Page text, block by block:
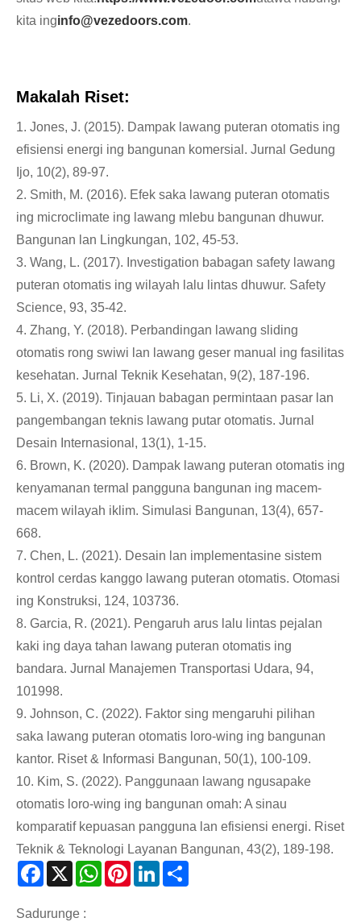
kita inginfo@vezedoors.com.
Makalah Riset:
1. Jones, J. (2015). Dampak lawang puteran otomatis ing
efisiensi energi ing bangunan komersial. Jurnal Gedung
Ijo, 10(2), 89-97.
2. Smith, M. (2016). Efek saka lawang puteran otomatis
ing microclimate ing lawang mlebu bangunan dhuwur.
Bangunan lan Lingkungan, 102, 45-53.
3. Wang, L. (2017). Investigation babagan safety lawang
puteran otomatis ing wilayah lalu lintas dhuwur. Safety
Science, 93, 35-42.
4. Zhang, Y. (2018). Perbandingan lawang sliding
otomatis rong swiwi lan lawang geser manual ing fasilitas
kesehatan. Jurnal Teknik Kesehatan, 9(2), 187-196.
5. Li, X. (2019). Tinjauan babagan permintaan pasar lan
pangembangan teknis lawang putar otomatis. Jurnal
Desain Internasional, 13(1), 1-15.
6. Brown, K. (2020). Dampak lawang puteran otomatis ing
kenyamanan termal pangguna bangunan ing macem-
macem wilayah iklim. Simulasi Bangunan, 13(4), 657-
668.
7. Chen, L. (2021). Desain lan implementasine sistem
kontrol cerdas kanggo lawang puteran otomatis. Otomasi
ing Konstruksi, 124, 103736.
8. Garcia, R. (2021). Pengaruh arus lalu lintas pejalan
kaki ing daya tahan lawang puteran otomatis ing
bandara. Jurnal Manajemen Transportasi Udara, 94,
101998.
9. Johnson, C. (2022). Faktor sing mengaruhi pilihan
saka lawang puteran otomatis loro-wing ing bangunan
kantor. Riset & Informasi Bangunan, 50(1), 100-109.
10. Kim, S. (2022). Panggunaan lawang ngusapake
otomatis loro-wing ing bangunan omah: A sinau
komparatif kepuasan pangguna lan efisiensi energi. Riset
Teknik & Teknologi Layanan Bangunan, 43(2), 189-198.
Facebook
X WhatsAppPinterestLinkedIn
Sadurunge :